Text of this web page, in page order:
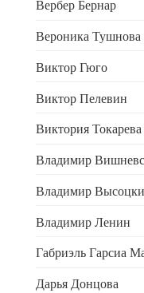
Вербер Бернар
Вероника Тушнова
Виктор Гюго
Виктор Пелевин
Виктория Токарева
Владимир
Владимир
Владимир Ленин
Габриэль Гарсиа
Дарья Донцова